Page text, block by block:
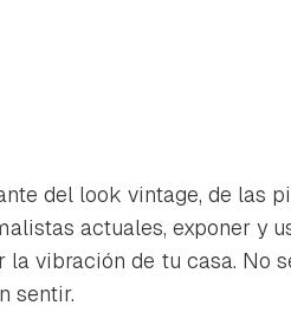
poder guardar como favorito,
de Hogarmanía.
del look vintage, de las
actuales, exponer y
la vibración de tu casa. No
sentir.
Contenido
Gracias por